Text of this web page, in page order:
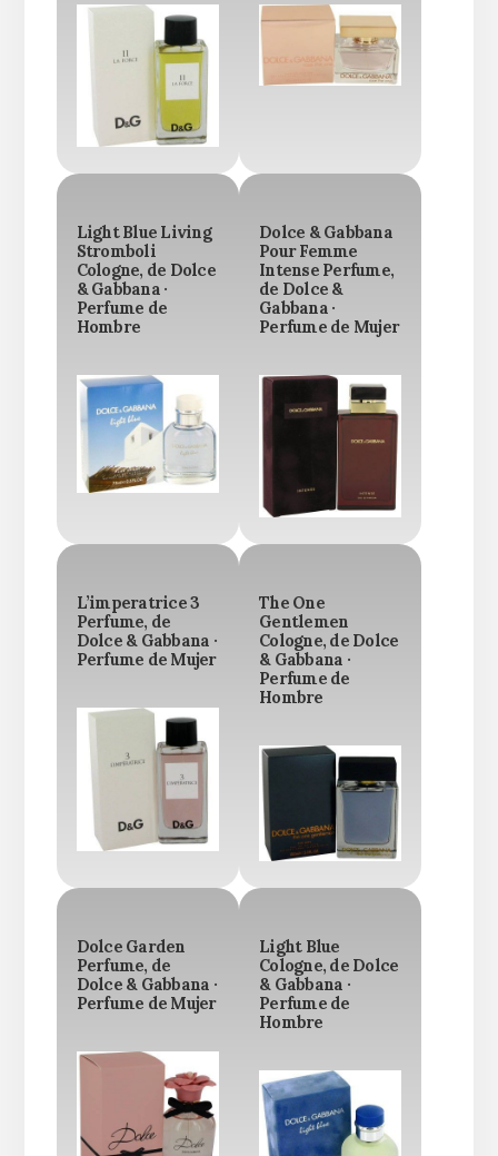
Light Blue Living
Stromboli
Cologne, de Dolce
& Gabbana ·
Perfume de
Hombre
Dolce & Gabbana
Pour Femme
Intense Perfume,
de Dolce &
Gabbana ·
Perfume de Mujer
L’imperatrice 3
Perfume, de
Dolce & Gabbana ·
Perfume de Mujer
The One
Gentlemen
Cologne, de Dolce
& Gabbana ·
Perfume de
Hombre
Dolce Garden
Perfume, de
Dolce & Gabbana ·
Perfume de Mujer
Light Blue
Cologne, de Dolce
& Gabbana ·
Perfume de
Hombre